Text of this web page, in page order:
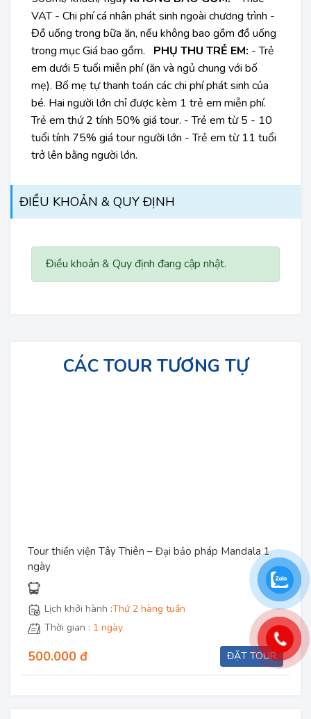
VAT - Chi phí cá nhân phát sinh ngoài chương trình -
Đồ uống trong bữa ăn, nếu không bao gồm đồ uống
trong mục Giá bao gồm.
PHỤ THU TRẺ EM: - Trẻ
em dưới 5 tuổi miễn phí (ăn và ngủ chung với bố
mẹ). Bố mẹ tự thanh toán các chi phí phát sinh của
bé. Hai người lớn chỉ được kèm 1 trẻ em miễn phí.
Trẻ em thứ 2 tính 50% giá tour. - Trẻ em từ 5 - 10
tuổi tính 75% giá tour người lớn - Trẻ em từ 11 tuổi
trở lên bằng người lớn.
ĐIỀU KHOẢN & QUY ĐỊNH
Điều khoản & Quy định đang cập nhật.
CÁC TOUR TƯƠNG TỰ
Tour thiền viện Tây Thiên – Đại bảo pháp Mandala 1
ngày
Lịch khởi hành :Thứ 2 hàng tuần
Thời gian : 1 ngày
500.000 đ ĐẶT TOUR